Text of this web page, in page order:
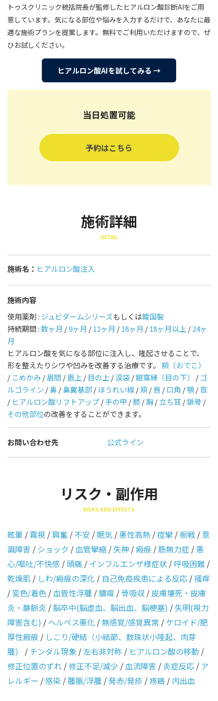
トゥスクリニック統括院長が監修したヒアルロン酸診断AIをご用
意しています。気になる部位や悩みを入力するだけで、あなたに最
適な施術プランを提案します。無料でご利用いただけますので、ぜ
ひお試しください。
ヒアルロン酸AIを試してみる →
当日処置可能
予約はこちら
施術詳細
DETAIL
施術名： ヒアルロン酸注入
施術内容
使用薬剤 : ジュビダームシリーズもしくは韓国製
持続期間 :数ヶ月 /9ヶ月 /12ヶ月 /18ヶ月 /18ヶ月以上/24ヶ
月
ヒアルロン酸を気になる部位に注入し、隆起させることで、
形を整えたりシワや凹みを改善する治療です。 額（おでこ）
/ こめかみ/眉間 /眉上/ 目の上/涙袋/眼窩縁（目の下） / ゴ
ルゴライン /鼻/鼻翼基部/ ほうれい線/頬/唇/口角 /顎/首
/ ヒアルロン酸リフトアップ/手の甲 /膝/胸/立ち耳/鎖骨 /
その他部位の改善をすることができます。
お問い合わせ先 公式ライン
リスク・副作用
RISKS/SIDE EFFECTS
眩暈 /霧視 /興奮 / 不安 / 眠気 /悪性高熱 /痙攣 /振戦 / 意
識障害 / ショック /血管攣縮 /失神 /瘢痕 /筋無力症 /悪
心/嘔吐/不快感 /頭痛 / インフルエンザ様症状 / 呼吸困難 /
乾燥肌 / しわ/瘢痕の深化 / 自己免疫疾患による反応 /掻痒
/変色/着色 /血管性浮腫 /膿瘍 / 骨吸収 / 皮膚壊死・皮膚
炎・静脈炎 /脳卒中(脳虚血、脳出血、脳梗塞) /失明(視力
障害含む) / ヘルペス悪化 /無感覚/感覚異常 / ケロイド/肥
厚性瘢痕 / しこり/硬結（小結節、数珠状小隆起、肉芽
腫）
/ チンダル現象 /左右非対称 / ヒアルロン酸の移動 /
修正位置のずれ /修正不足/減少 /血流障害 / 炎症反応 / ア
レルギー /感染 /腫脹/浮腫 /発赤/発疹 /疼痛 / 内出血